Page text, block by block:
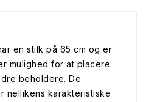
en stilk på 65 cm og er
mulighed for at placere
beholdere. De
nellikens karakteristiske